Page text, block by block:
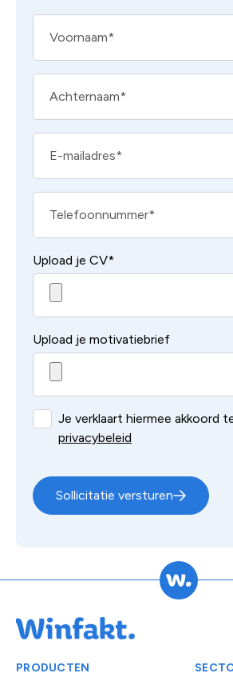
Voornaam
Achternaam
E-mailadres
Telefoonnummer
Upload je CV
Upload je motivatiebrief
Je verklaart hiermee akkoord
privacybeleid
Sollicitatie versturen
PRODUCTEN